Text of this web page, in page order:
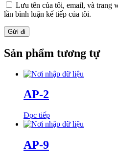
Lưu tên của tôi, email, và trang
lần bình luận kế tiếp của tôi.
Sản phẩm tương tự
AP-2
Đọc tiếp
AP-9